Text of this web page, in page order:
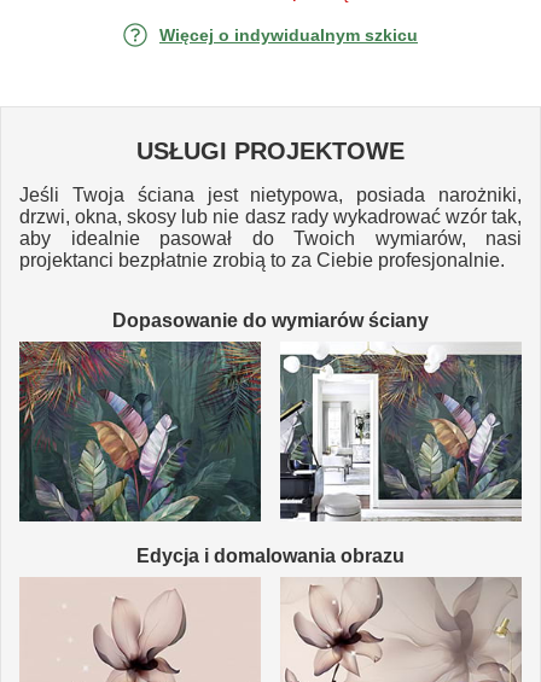
Więcej o indywidualnym szkicu
USŁUGI PROJEKTOWE
Jeśli Twoja ściana jest nietypowa, posiada narożniki,
drzwi, okna, skosy lub nie dasz rady wykadrować wzór tak,
aby idealnie pasował do Twoich wymiarów, nasi
projektanci bezpłatnie zrobią to za Ciebie profesjonalnie.
Dopasowanie do wymiarów ściany
Edycja i domalowania obrazu